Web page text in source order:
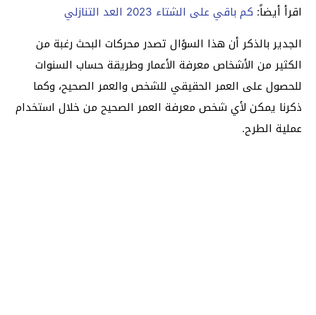
اقرأ أيضاً: كم باقي على الشتاء 2023 العد التنازلي
الجدير بالذكر أن هذا السؤال تصدر محركات البحث رغبة من
الكثير من الأشخاص معرفة الأعمار وطريقة حساب السنوات
للحصول على العمر الحقيقي للشخص والعمر الصحيح، وكما
ذكرنا يمكن لأي شخص معرفة العمر الصحيح من خلال استخدام
عملية الطرح.